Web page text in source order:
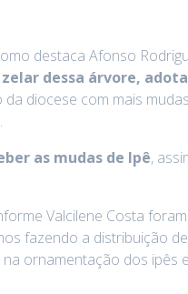
destaca Afonso
zelar dessa árvore,
diocese com mais
as mudas de Ipê,
Valcilene Costa
fazendo a distribuição
ornamentação dos